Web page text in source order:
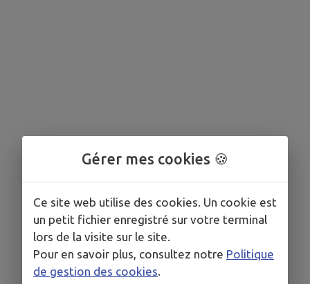
Gérer mes cookies 🍪
Ce site web utilise des cookies. Un cookie est
un petit fichier enregistré sur votre terminal
lors de la visite sur le site.
Pour en savoir plus, consultez notre Politique
de gestion des cookies.